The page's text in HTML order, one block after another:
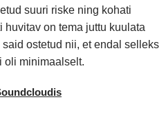
suuri riske ning kohati
huvitav on tema juttu kuulata
ostetud nii, et endal selleks
oli minimaalselt.